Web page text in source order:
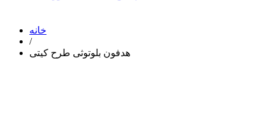
خانه
/
هدفون بلوتوثی طرح کیتی